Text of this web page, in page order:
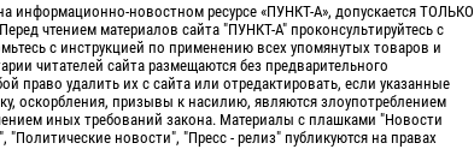
информационно-новостном ресурсе «ПУНКТ-А», допускается ТОЛЬКО
чтением материалов сайта "ПУНКТ-А" проконсультируйтесь с
с инструкцией по применению всех упомянутых товаров и
читателей сайта размещаются без предварительного
право удалить их с сайта или отредактировать, если указанные
оскорбления, призывы к насилию, являются злоупотреблением
иных требований закона. Материалы с плашками "Новости
новости", "Пресс - релиз" публикуются на правах